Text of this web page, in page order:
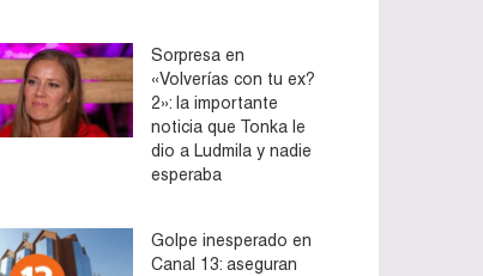
Sorpresa en
«Volverías con tu ex?
2»: la importante
noticia que Tonka le
dio a Ludmila y nadie
esperaba
Golpe inesperado en
Canal 13: aseguran